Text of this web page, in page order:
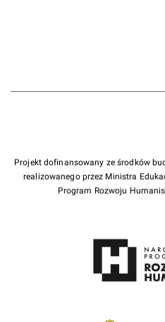
Projekt dofinansowany ze środków
realizowanego przez Ministra
Program Rozwoju